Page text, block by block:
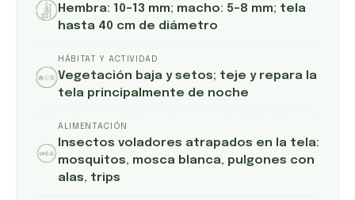
Hembra: 10–13 mm; macho: 5–8 mm; tela
hasta 40 cm de diámetro
HÁBITAT Y ACTIVIDAD
Vegetación baja y setos; teje y repara la
tela principalmente de noche
ALIMENTACIÓN
Insectos voladores atrapados en la tela:
mosquitos, mosca blanca, pulgones con
alas, trips